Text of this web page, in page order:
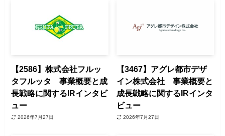
【2586】株式会社フルッ
タフルッタ 事業概要と成
長戦略に関するIRインタビ
ュー
2026年7月27日
【3467】アグレ都市デザ
イン株式会社 事業概要と
成長戦略に関するIRインタ
ビュー
2026年7月27日